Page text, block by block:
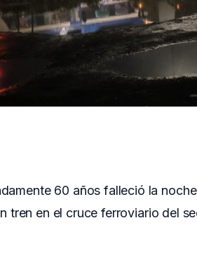
60 años falleció la
tren en el cruce ferroviario del